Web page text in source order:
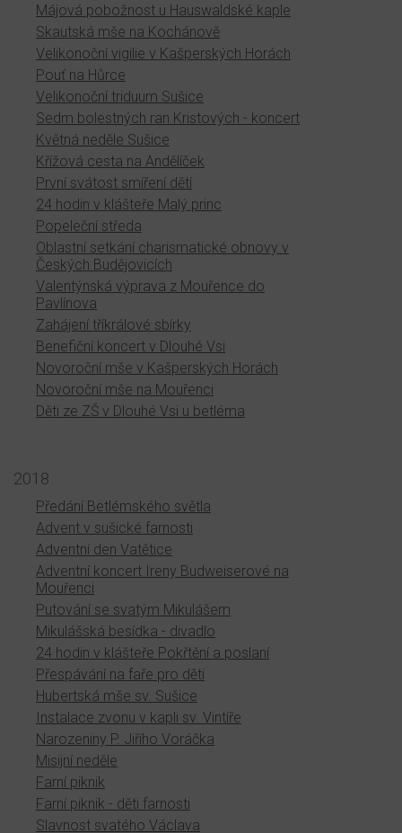
Májová pobožnost u Hauswaldské kaple
Skautská mše na Kochánově
Velikonoční vigilie v Kašperských Horách
Pouť na Hůrce
Velikonoční triduum Sušice
Sedm bolestných ran Kristových - koncert
Květná neděle Sušice
Křížová cesta na Andělíček
První svátost smíření dětí
24 hodin v klášteře Malý princ
Popeleční středa
Oblastní setkání charismatické obnovy v
Českých Budějovicích
Valentýnská výprava z Mouřence do
Pavlínova
Zahájení tříkrálové sbírky
Benefiční koncert v Dlouhé Vsi
Novoroční mše v Kašperských Horách
Novoroční mše na Mouřenci
Děti ze ZŠ v Dlouhé Vsi u betléma
2018
Předání Betlémského světla
Advent v sušické farnosti
Adventní den Vatětice
Adventní koncert Ireny Budweiserové na
Mouřenci
Putování se svatým Mikulášem
Mikulášská besídka - divadlo
24 hodin v klášteře Pokřtění a poslaní
Přespávání na faře pro děti
Hubertská mše sv. Sušice
Instalace zvonu v kapli sv. Vintíře
Narozeniny P. Jiřího Voráčka
Misijní neděle
Farní piknik
Farní piknik - děti farnosti
Slavnost svatého Václava